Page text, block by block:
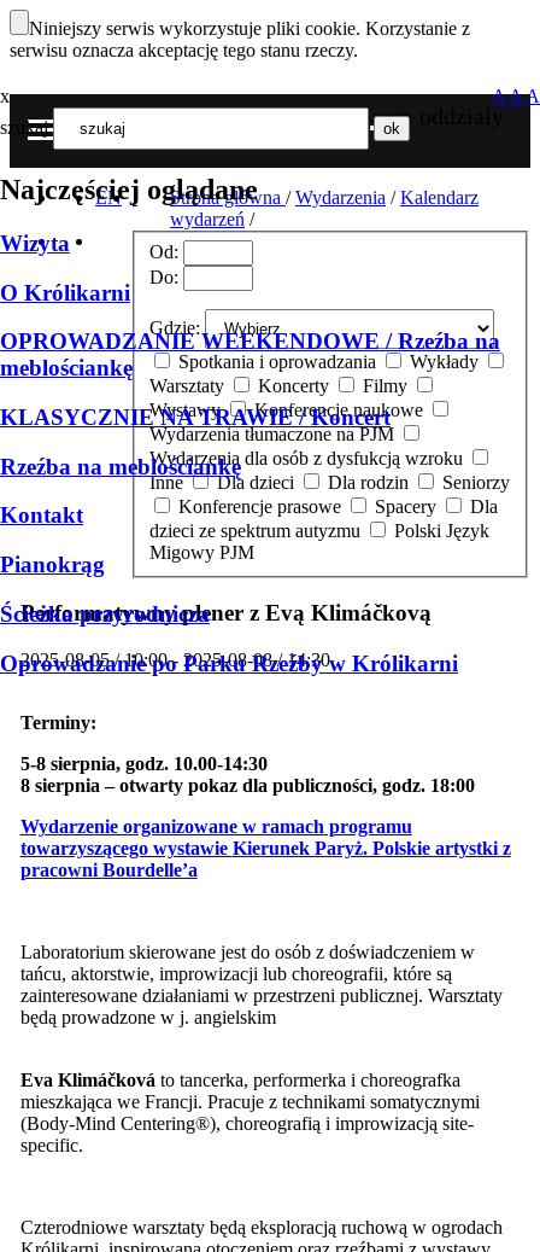
Niniejszy serwis wykorzystuje pliki cookie. Korzystanie z
serwisu oznacza akceptację tego stanu rzeczy.
Nasze oddziały
MENU
x
szukaj
Najczęściej oglądane
Wizyta
O Królikarni
OPROWADZANIE WEEKENDOWE / Rzeźba na
meblościankę
KLASYCZNIE NA TRAWIE / Koncert
Rzeźba na meblościankę
Kontakt
Pianokrąg
Ścieżka przyrodnicza
Oprowadzanie po Parku Rzeźby w Królikarni
AAA
EN Strona główna / Wydarzenia /Kalendarz
wydarzeń /
Od:
Do:
Gdzie:
Spotkania i oprowadzania
Wykłady
Warsztaty
Koncerty
Filmy
Wystawy
Konferencje naukowe
Wydarzenia tłumaczone na PJM
Wydarzenia dla osób z dysfukcją wzroku
Inne
Dla dzieci Dla rodzin
Seniorzy
Konferencje prasowe
Spacery
dzieci ze spektrum autyzmu
Migowy PJM
Performatywny plener z Evą Klimáčkovą
2025-08-05 / 10:00 - 2025-08-08 / 14:30
Terminy:
5-8 sierpnia, godz. 10.00-14:30
8 sierpnia – otwarty pokaz dla publiczności, godz. 18:00
Wydarzenie organizowane w ramach programu
towarzyszącego wystawie Kierunek Paryż. Polskie artystki z
pracowni Bourdelle’a
Laboratorium skierowane jest do osób z doświadczeniem w
tańcu, aktorstwie, improwizacji lub choreografii, które są
zainteresowane działaniami w przestrzeni publicznej. Warsztaty
będą prowadzone w j. angielskim
Eva Klimáčková to tancerka, performerka i choreografka
mieszkająca we Francji. Pracuje z technikami somatycznymi
(Body-Mind Centering®), choreografią i improwizacją site-
specific.
Czterodniowe warsztaty będą eksploracją ruchową w ogrodach